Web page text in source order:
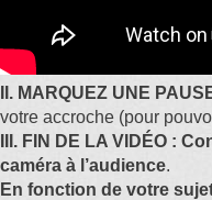
II. MARQUEZ UNE
votre accroche (pour
III. FIN DE LA VIDÉO :
caméra à l’audience.
En fonction de votre